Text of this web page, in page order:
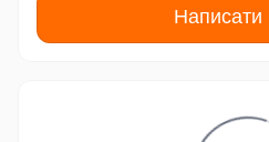
Написати